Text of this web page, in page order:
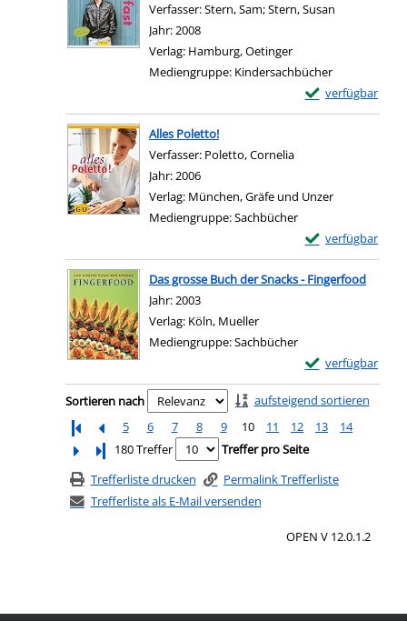
Verfasser:Stern, Sam;Stern, Susan
Jahr:2008
Verlag: Hamburg, Oetinger
Mediengruppe: Kindersachbücher
verfügbar
Exemplar-Details
Zum Download
Alles Poletto!
Verfasser: Poletto, Cornelia
Jahr:2006
Verlag: München, Gräfe und Unzer
Mediengruppe:Sachbücher
verfügbar
Exemplar-Details
Zum Download
Das grosse Buch der Snacks - Fingerfood
Suche nach diesem Verfasser
Jahr:2003
Verlag: Köln, Mueller
Mediengruppe:Sachbücher
verfügbar
Exemplar-Details
Zum Download
Zu den Suchfiltern springen
Sortieren nach
aufsteigend sortieren
5
6 7 8 9 10 11 12 13
14
Letzte Seite
180 Treffer
Treffer pro Seite
Trefferliste drucken
Permalink Trefferliste
Trefferliste als E-Mail versenden
OPEN V 12.0.1.2